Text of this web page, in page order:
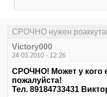
СРОЧНО нужен
Victory000
24.03.2010 - 12:26
СРОЧНО! Может у кого
пожалуйста!
Тел. 89184733431